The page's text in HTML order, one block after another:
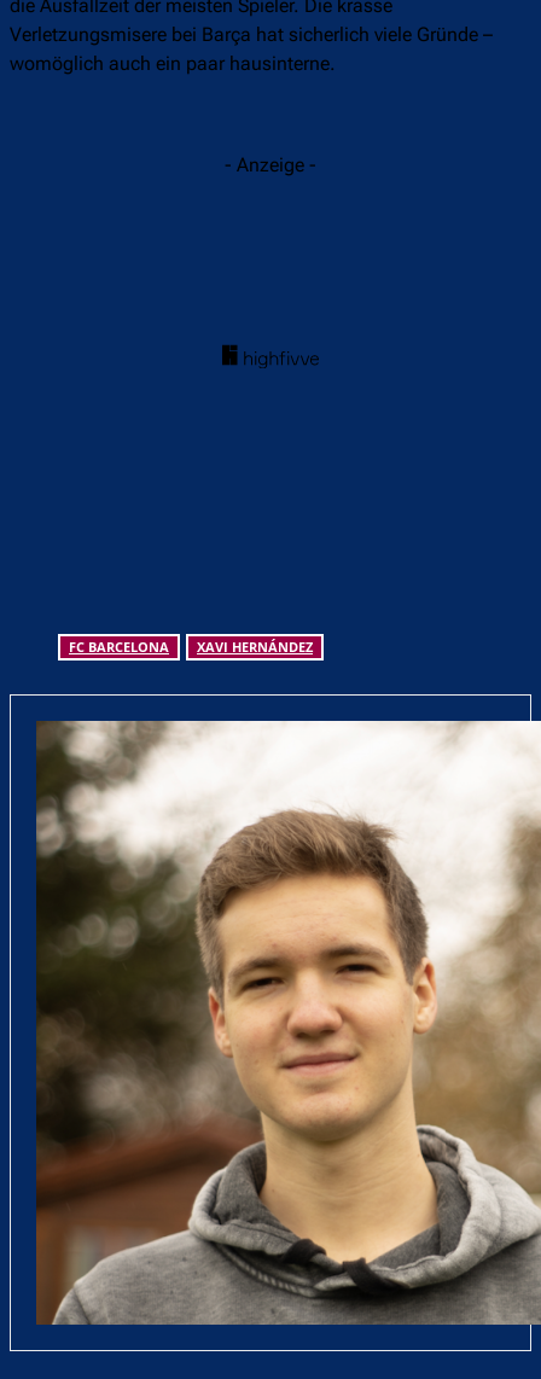
die Ausfallzeit der meisten Spieler. Die krasse
Verletzungsmisere bei Barça hat sicherlich viele Gründe –
womöglich auch ein paar hausinterne.
- Anzeige -
FC BARCELONA XAVI HERNÁNDEZ